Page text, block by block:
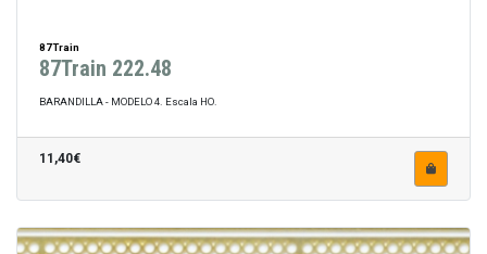
87Train
87Train 222.48
BARANDILLA - MODELO 4. Escala HO.
11,40€